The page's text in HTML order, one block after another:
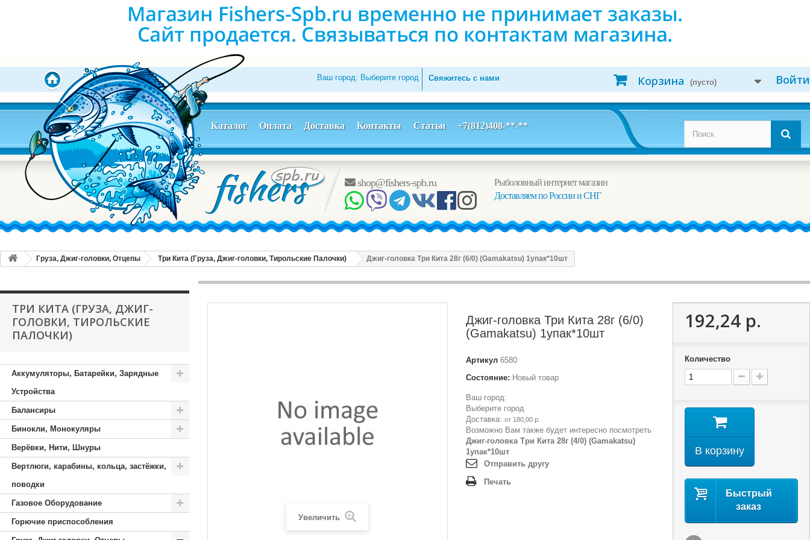
Войти
Корзина (пусто)
Свяжитесь с нами
Ваш город: Выберите город
Каталог Оплата Доставка Контакты Статьи +7(812)408-**-**
Рыболовный интернет магазин
Доставляем по России и СНГ
shop@fishers-spb.ru
Груза, Джиг-головки, Отцепы Три Кита (Груза, Джиг-головки, Тирольские Палочки) Джиг-головка Три Кита 28г (6/0) (Gamakatsu) 1упак*10шт
ТРИ КИТА (ГРУЗА, ДЖИГ-
ГОЛОВКИ, ТИРОЛЬСКИЕ
ПАЛОЧКИ)
Аккумуляторы, Батарейки, Зарядные
Устройства
Балансиры
Бинокли, Монокуляры
Верёвки, Нити, Шнуры
Вертлюги, карабины, кольца, застёжки,
поводки
Газовое Оборудование
Горючие приспособления Увеличить
Джиг-головка Три Кита 28г (6/0)
(Gamakatsu) 1упак*10шт
Артикул 6580
Состояние: Новый товар
Ваш город:
Выберите город
Доставка: от 180,00 р.
Возможно Вам также будет интересно посмотреть
Джиг-головка Три Кита 28г (4/0) (Gamakatsu)
1упак*10шт
Отправить другу
Печать
192,24 р.
Количество
В корзину
Быстрый
заказ